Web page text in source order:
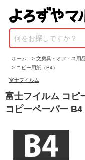
何をお探しですか？
ホーム > 文房具・オフィス用
> コピー用紙（B4）
富士フイルム
富士フイルム コピ
コピーペーパー